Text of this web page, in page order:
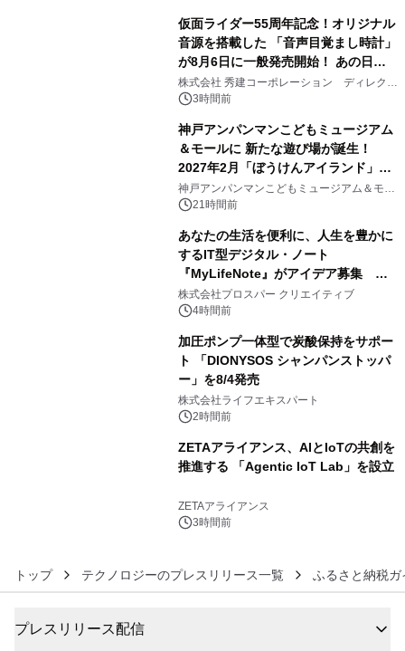
仮面ライダー55周年記念！オリジナル
音源を搭載した 「音声目覚まし時計」
が8月6日に一般発売開始！ あの日の
大興奮が今甦る
株式会社 秀建コーポレーション ディレクト
アートギャラリー
3時間前
神戸アンパンマンこどもミュージアム
＆モールに 新たな遊び場が誕生！
2027年2月「ぼうけんアイランド」が
オープン
神戸アンパンマンこどもミュージアム＆モー
ル 21時間前
あなたの生活を便利に、人生を豊かに
するIT型デジタル・ノート
『MyLifeNote』がアイデア募集 優
秀賞100名に1年間無償試用
株式会社プロスパー クリエイティブ
4時間前
加圧ポンプ一体型で炭酸保持をサポー
ト 「DIONYSOS シャンパンストッパ
ー」を8/4発売
株式会社ライフエキスパート
2時間前
ZETAアライアンス、AIとIoTの共創を
推進する 「Agentic IoT Lab」を設立
ZETAアライアンス
3時間前
トップ テクノロジーのプレスリリース一覧 ふるさと納税ガ
プレスリリース配信